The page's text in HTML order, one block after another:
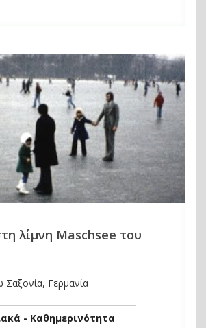
λίμνη Maschsee του
Γερμανία
- Καθημερινότητα